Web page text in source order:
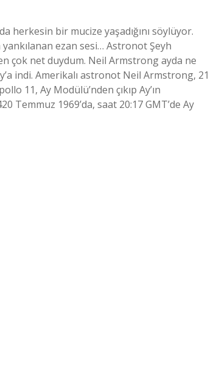
herkesin bir mucize yaşadığını söylüyor.
ezan sesi… Astronot Şeyh
çok net duydum. Neil Armstrong ayda ne
indi. Amerikalı astronot Neil Armstrong, 21
11, Ay Modülü’nden çıkıp Ay’ın
Temmuz 1969’da, saat 20:17 GMT’de Ay